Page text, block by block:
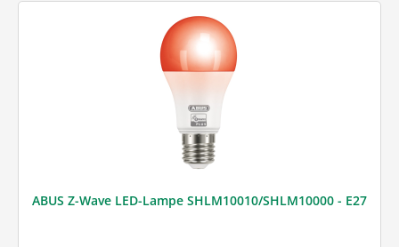
ABUS Z-Wave LED-Lampe SHLM10010/SHLM10000 - E27